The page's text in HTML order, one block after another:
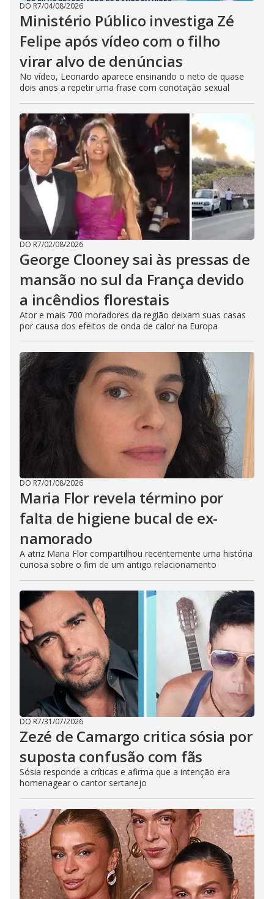
DO R7/04/08/2026
Ministério Público investiga Zé
Felipe após vídeo com o filho
virar alvo de denúncias
No vídeo, Leonardo aparece ensinando o neto de quase
dois anos a repetir uma frase com conotação sexual
DO R7/02/08/2026
George Clooney sai às pressas de
mansão no sul da França devido
a incêndios florestais
Ator e mais 700 moradores da região deixam suas casas
por causa dos efeitos de onda de calor na Europa
DO R7/01/08/2026
Maria Flor revela término por
falta de higiene bucal de ex-
namorado
A atriz Maria Flor compartilhou recentemente uma história
curiosa sobre o fim de um antigo relacionamento
DO R7/31/07/2026
Zezé de Camargo critica sósia por
suposta confusão com fãs
Sósia responde a críticas e afirma que a intenção era
homenagear o cantor sertanejo